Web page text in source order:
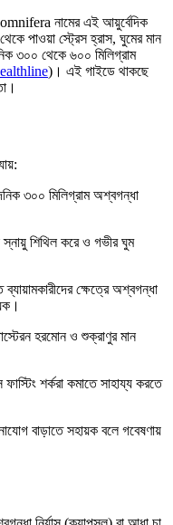
নামের এই আয়ুর্বেদিক
পাওয়া স্ট্রেস হ্রাস, ঘুমের মান
৩০০ থেকে ৬০০ মিলিগ্রাম
)। এই গাইডে থাকছে
৩০০ মিলিগ্রাম অশ্বগন্ধা
স্নায়ু শিথিল করে ও গভীর ঘুম
ব্যায়ামকারীদের ক্ষেত্রে অশ্বগন্ধা
হরমোন ও শুক্রাণুর মান
ফাস্টিং শর্করা কমাতে সাহায্য করতে
বাড়াতে সহায়ক বলে গবেষণায়